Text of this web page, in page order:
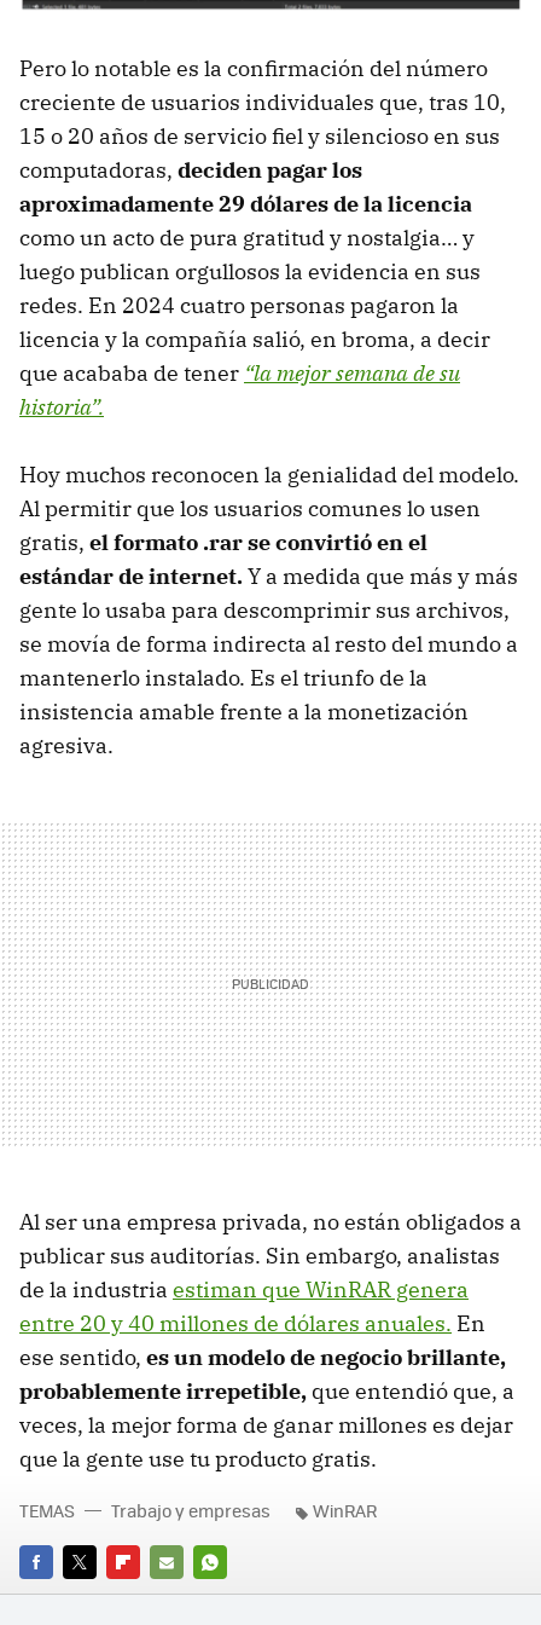
Pero lo notable es la confirmación del número
creciente de usuarios individuales que, tras 10,
15 o 20 años de servicio fiel y silencioso en sus
computadoras, deciden pagar los
aproximadamente 29 dólares de la licencia
como un acto de pura gratitud y nostalgia… y
luego publican orgullosos la evidencia en sus
redes. En 2024 cuatro personas pagaron la
licencia y la compañía salió, en broma, a decir
que acababa de tener “la mejor semana de su
historia”.
Hoy muchos reconocen la genialidad del modelo.
Al permitir que los usuarios comunes lo usen
gratis, el formato .rar se convirtió en el
estándar de internet.Y a medida que más y más
gente lo usaba para descomprimir sus archivos,
se movía de forma indirecta al resto del mundo a
mantenerlo instalado. Es el triunfo de la
insistencia amable frente a la monetización
agresiva.
Al ser una empresa privada, no están obligados a
publicar sus auditorías. Sin embargo, analistas
de la industria estiman que WinRAR genera
entre 20 y 40 millones de dólares anuales. En
ese sentido, es un modelo de negocio brillante,
probablemente irrepetible, que entendió que, a
veces, la mejor forma de ganar millones es dejar
que la gente use tu producto gratis.
FACEBOOK
TWITTERFLIPBOARD
E-
WHATSAPP
TEMAS Trabajo y empresas WinRAR